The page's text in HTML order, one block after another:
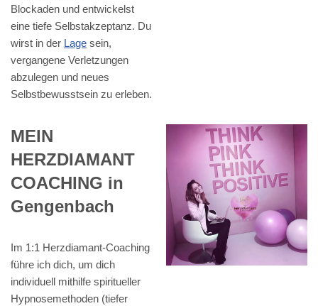
Blockaden und entwickelst
eine tiefe Selbstakzeptanz. Du
wirst in der Lage sein,
vergangene Verletzungen
abzulegen und neues
Selbstbewusstsein zu erleben.
MEIN
HERZDIAMANT
COACHING in
Gengenbach
Im 1:1 Herzdiamant-Coaching
führe ich dich, um dich
individuell mithilfe spiritueller
Hypnosemethoden (tiefer